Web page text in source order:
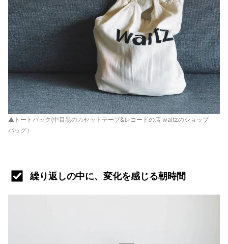
▲トートバック(中目黒のカセットテープ&レコードの店 waltzのショップ
バッグ）
繰り返しの中に、変化を感じる朝時間